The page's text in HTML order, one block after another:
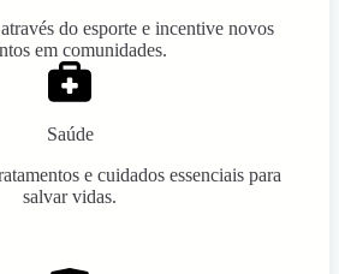
do esporte e incentive novos
em comunidades.
Saúde
e cuidados essenciais para
salvar vidas.